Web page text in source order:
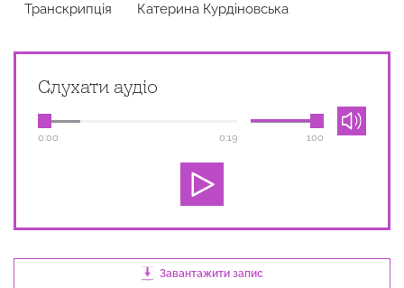
Транскрипція
Катерина Курдіновська
Слухати аудіо
0:00 0:19 100
Завантажити запис